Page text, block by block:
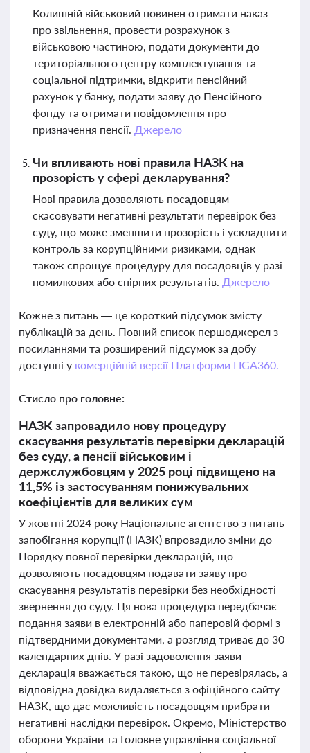
Колишній військовий повинен отримати наказ
про звільнення, провести розрахунок з
військовою частиною, подати документи до
територіального центру комплектування та
соціальної підтримки, відкрити пенсійний
рахунок у банку, подати заяву до Пенсійного
фонду та отримати повідомлення про
призначення пенсії. Джерело
Чи впливають нові правила НАЗК на
прозорість у сфері декларування?
Нові правила дозволяють посадовцям
скасовувати негативні результати перевірок без
суду, що може зменшити прозорість і ускладнити
контроль за корупційними ризиками, однак
також спрощує процедуру для посадовців у разі
помилкових або спірних результатів. Джерело
Кожне з питань — це короткий підсумок змісту
публікацій за день. Повний список першоджерел з
посиланнями та розширений підсумок за добу
доступні у комерційній версії Платформи LIGA360.
Стисло про головне:
НАЗК запровадило нову процедуру
скасування результатів перевірки декларацій
без суду, а пенсії військовим і
держслужбовцям у 2025 році підвищено на
11,5% із застосуванням понижувальних
коефіцієнтів для великих сум
У жовтні 2024 року Національне агентство з питань
запобігання корупції (НАЗК) впровадило зміни до
Порядку повної перевірки декларацій, що
дозволяють посадовцям подавати заяву про
скасування результатів перевірки без необхідності
звернення до суду. Ця нова процедура передбачає
подання заяви в електронній або паперовій формі з
підтвердними документами, а розгляд триває до 30
календарних днів. У разі задоволення заяви
декларація вважається такою, що не перевірялась, а
відповідна довідка видаляється з офіційного сайту
НАЗК, що дає можливість посадовцям прибрати
негативні наслідки перевірок. Окремо, Міністерство
оборони України та Головне управління соціальної